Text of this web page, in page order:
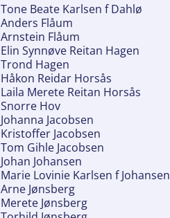
Tone Beate Karlsen f Dahlø
Anders Flåum
Arnstein Flåum
Elin Synnøve Reitan Hagen
Trond Hagen
Håkon Reidar Horsås
Laila Merete Reitan Horsås
Snorre Hov
Johanna Jacobsen
Kristoffer Jacobsen
Tom Gihle Jacobsen
Johan Johansen
Marie Lovinie Karlsen f Johansen
Arne Jønsberg
Merete Jønsberg